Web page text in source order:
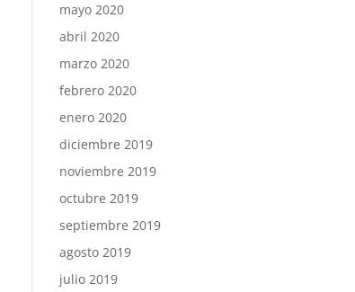
mayo 2020
abril 2020
marzo 2020
febrero 2020
enero 2020
diciembre 2019
noviembre 2019
octubre 2019
septiembre 2019
agosto 2019
julio 2019